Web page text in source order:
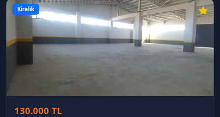
Kiralık
130.000 TL